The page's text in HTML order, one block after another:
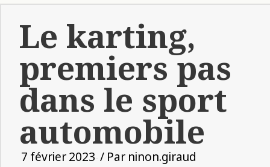
Le karting,
premiers pas
dans le sport
automobile
7 février 2023 / Par ninon.giraud